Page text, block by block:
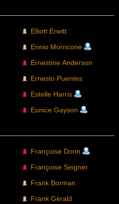
Elliott Erwitt
Ennio Morricone
Ernestine Anderson
Ernesto Puentes
Estelle Harris
Eunice Gayson
Françoise Dorin
Françoise Seigner
Frank Borman
Frank Gérald